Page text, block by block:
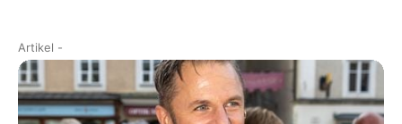
Artikel -